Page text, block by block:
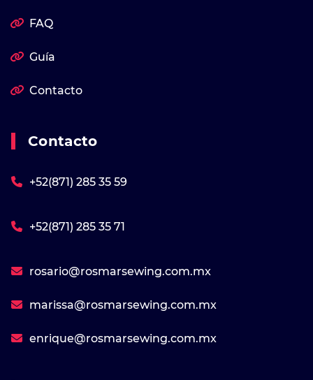
FAQ
Guía
Contacto
Contacto
+52(871) 285 35 59
+52(871) 285 35 71
rosario@rosmarsewing.com.mx
marissa@rosmarsewing.com.mx
enrique@rosmarsewing.com.mx